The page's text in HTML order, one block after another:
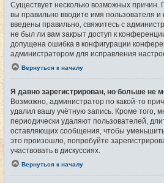
Существует несколько возможных причин.
вы правильно вводите имя пользователя
введены правильно, свяжитесь с
не был ли вам закрыт доступ к
допущена ошибка в конфигурации
администратором для исправления
Вернуться к началу
Я давно зарегистрирован, но больше не
Возможно, администратор по какой-то
удалил вашу учётную запись. Кроме того,
периодически удаляют пользователей,
оставляющих сообщения, чтобы
это произошло, попробуйте
участвовать в дискуссиях.
Вернуться к началу